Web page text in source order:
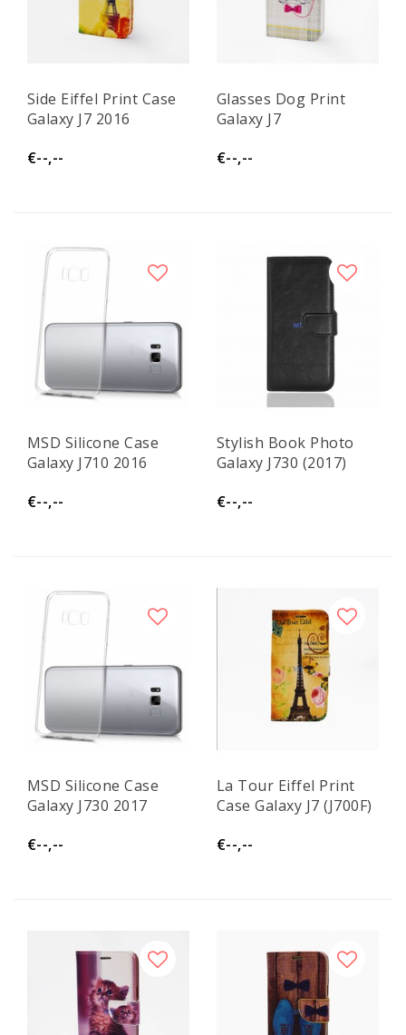
Side Eiffel Print Case
Galaxy J7 2016
€--,--
Glasses Dog Print
Galaxy J7
€--,--
MSD Silicone Case
Galaxy J710 2016
€--,--
Stylish Book Photo
Galaxy J730 (2017)
€--,--
MSD Silicone Case
Galaxy J730 2017
€--,--
La Tour Eiffel Print
Case Galaxy J7 (J700F)
€--,--